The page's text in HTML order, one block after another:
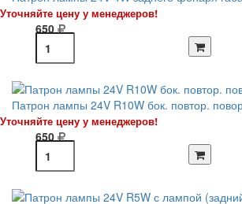
Уточняйте цену у менеджеров!
650
Патрон лампы 24V R10W бок. повтор.
Уточняйте цену у менеджеров!
650